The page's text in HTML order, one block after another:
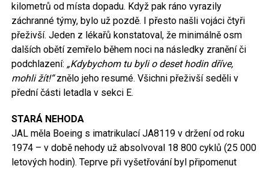
kilometrů od místa dopadu. Když pak ráno vyrazily
záchranné týmy, bylo už pozdě. I přesto našli vojáci čtyři
přeživší. Jeden z lékařů konstatoval, že minimálně osm
dalších obětí zemřelo během noci na následky zranění či
podchlazení: „Kdybychom tu byli o deset hodin dříve,
mohli žít!“znělo jeho resumé. Všichni přeživší seděli v
přední části letadla v sekci E.
STARÁ NEHODA
JAL měla Boeing s imatrikulací JA8119 v držení od roku
1974 – v době nehody už absolvoval 18 800 cyklů (25 000
letových hodin). Teprve při vyšetřování byl připomenut